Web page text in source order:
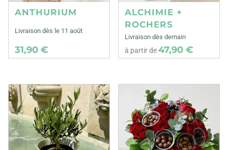
ANTHURIUM
Livraison dès le 11 août
31,90 €
ALCHIMIE +
ROCHERS
Livraison dès demain
à partir de47,90 €